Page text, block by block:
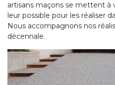
artisans maçons se mettent
leur possible pour les réaliser
Nous accompagnons nos
décennale.